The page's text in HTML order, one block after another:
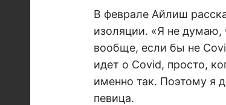
В феврале Айлиш
изоляции. «Я не
вообще, если бы не
идет о Covid, просто,
именно так. Поэтому я
певица.